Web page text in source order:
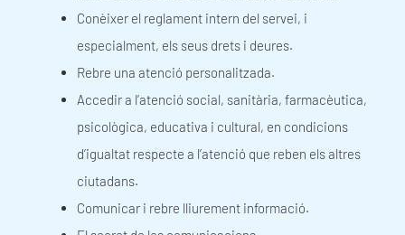
Conèixer el reglament intern del servei, i
especialment, els seus drets i deures.
Rebre una atenció personalitzada.
Accedir a l’atenció social, sanitària, farmacèutica,
psicològica, educativa i cultural, en condicions
d’igualtat respecte a l’atenció que reben els altres
ciutadans.
Comunicar i rebre lliurement informació.